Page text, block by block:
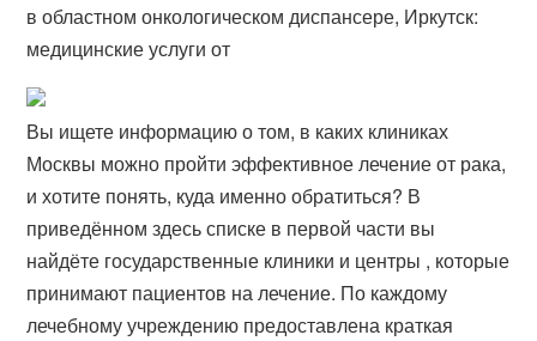
в областном онкологическом диспансере, Иркутск:
медицинские услуги от
Вы ищете информацию о том, в каких клиниках
Москвы можно пройти эффективное лечение от рака,
и хотите понять, куда именно обратиться? В
приведённом здесь списке в первой части вы
найдёте государственные клиники и центры , которые
принимают пациентов на лечение. По каждому
лечебному учреждению предоставлена краткая